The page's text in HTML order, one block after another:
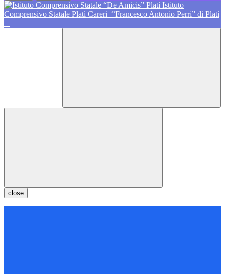
Istituto
Comprensivo Statale Platì Careri “Francesco Antonio Perri” di Platì
close